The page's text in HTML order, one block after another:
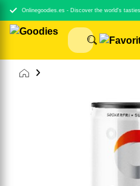
Onlinegoodies.es - Discover the world's